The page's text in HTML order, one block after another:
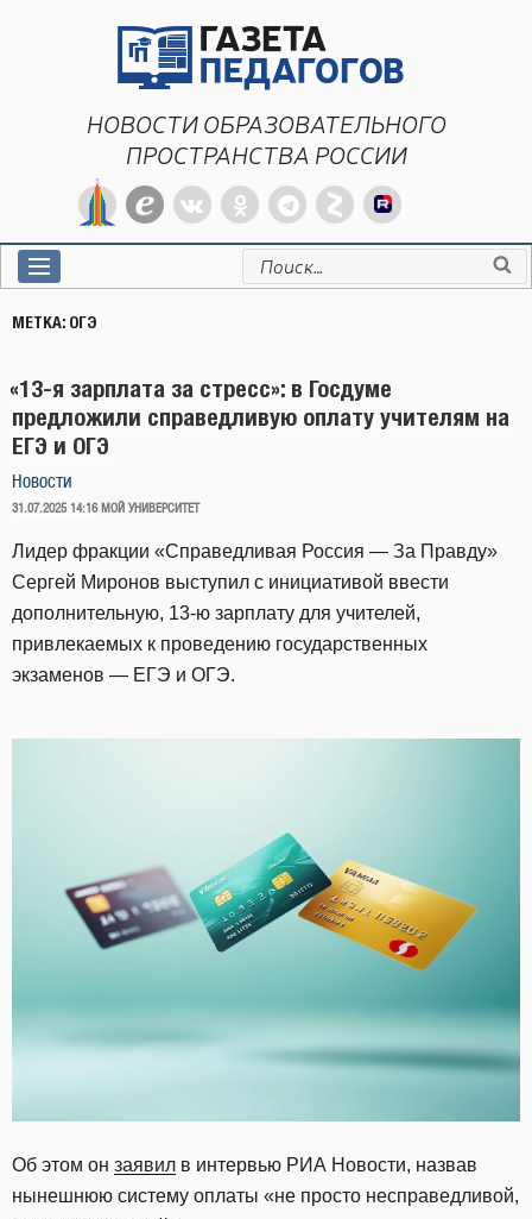
НОВОСТИ ОБРАЗОВАТЕЛЬНОГО
ПРОСТРАНСТВА РОССИИ
Искать:
МЕТКА: ОГЭ
«13-я зарплата за стресс»: в Госдуме
предложили справедливую оплату учителям на
ЕГЭ и ОГЭ
Новости
ОПУБЛИКОВАНО
31.07.2025 14:16 МОЙ УНИВЕРСИТЕТ
Лидер фракции «Справедливая Россия — За Правду»
Сергей Миронов выступил с инициативой ввести
дополнительную, 13-ю зарплату для учителей,
привлекаемых к проведению государственных
экзаменов — ЕГЭ и ОГЭ.
Об этом он заявил в интервью РИА Новости, назвав
нынешнюю систему оплаты «не просто несправедливой,